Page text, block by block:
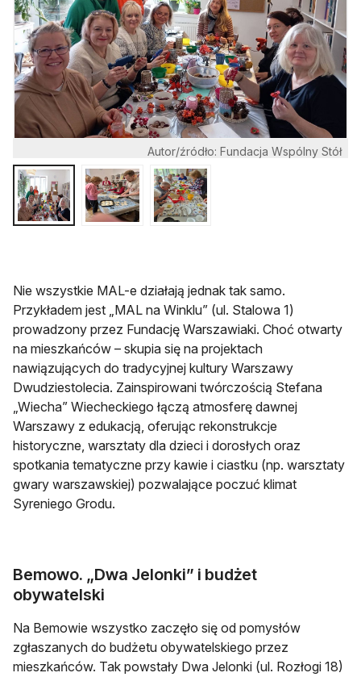
Autor/źródło: Fundacja Wspólny Stół
Nie wszystkie MAL-e działają jednak tak samo.
Przykładem jest „MAL na Winklu” (ul. Stalowa 1)
prowadzony przez Fundację Warszawiaki. Choć otwarty
na mieszkańców – skupia się na projektach
nawiązujących do tradycyjnej kultury Warszawy
Dwudziestolecia. Zainspirowani twórczością Stefana
„Wiecha” Wiecheckiego łączą atmosferę dawnej
Warszawy z edukacją, oferując rekonstrukcje
historyczne, warsztaty dla dzieci i dorosłych oraz
spotkania tematyczne przy kawie i ciastku (np. warsztaty
gwary warszawskiej) pozwalające poczuć klimat
Syreniego Grodu.
Bemowo. „Dwa Jelonki” i budżet
obywatelski
Na Bemowie wszystko zaczęło się od pomysłów
zgłaszanych do budżetu obywatelskiego przez
mieszkańców. Tak powstały Dwa Jelonki (ul. Rozłogi 18)